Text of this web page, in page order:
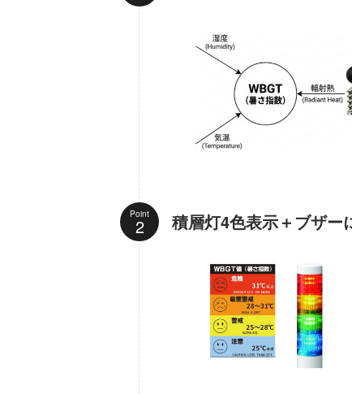
Point 積層灯4色表示＋ブザー